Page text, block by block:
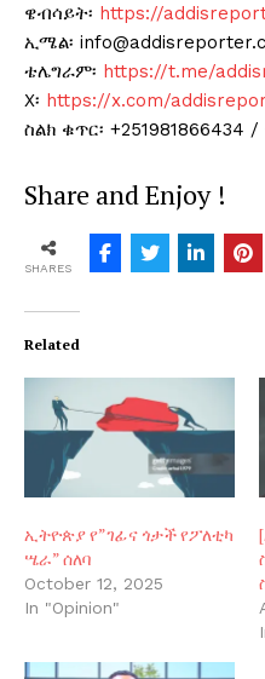
ዌብሳይት፡ https://
ኢሜል፡
ቴሌግራም፡ https://t.me/
X፡ https://x.com/
ስልክ ቁጥር፡ +251981866434 /
Share and Enjoy !
SHARES
Related
ኢትዮጵያ የ”ገፊና ጎታች የፖለቲካ
ሤራ” ሰለባ
October 12, 2025
In "Opinion"